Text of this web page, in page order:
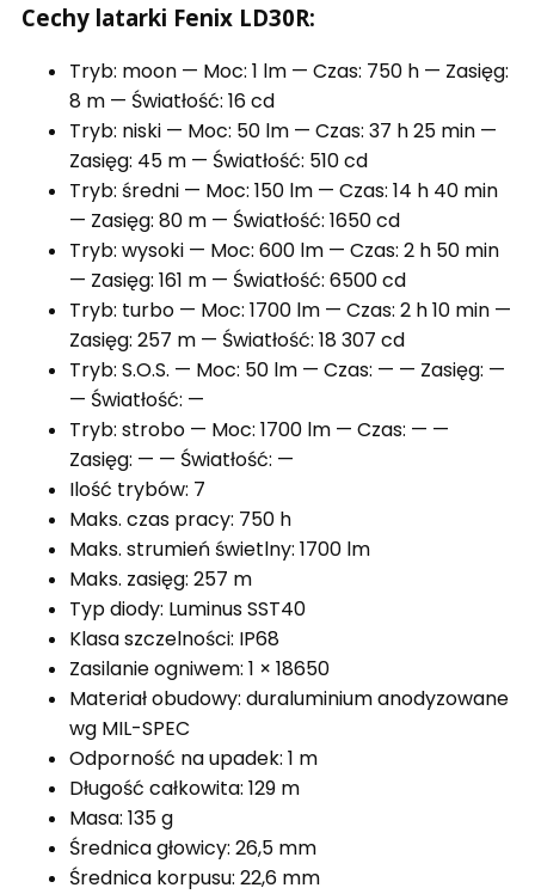
Cechy latarki Fenix LD30R:
Tryb: moon — Moc: 1 lm — Czas: 750 h — Zasięg:
8 m — Światłość: 16 cd
Tryb: niski — Moc: 50 lm — Czas: 37 h 25 min —
Zasięg: 45 m — Światłość: 510 cd
Tryb: średni — Moc: 150 lm — Czas: 14 h 40 min
— Zasięg: 80 m — Światłość: 1650 cd
Tryb: wysoki — Moc: 600 lm — Czas: 2 h 50 min
— Zasięg: 161 m — Światłość: 6500 cd
Tryb: turbo — Moc: 1700 lm — Czas: 2 h 10 min —
Zasięg: 257 m — Światłość: 18 307 cd
Tryb: S.O.S. — Moc: 50 lm — Czas: — — Zasięg: —
— Światłość: —
Tryb: strobo — Moc: 1700 lm — Czas: — —
Zasięg: — — Światłość: —
Ilość trybów: 7
Maks. czas pracy: 750 h
Maks. strumień świetlny: 1700 lm
Maks. zasięg: 257 m
Typ diody: Luminus SST40
Klasa szczelności: IP68
Zasilanie ogniwem: 1 × 18650
Materiał obudowy: duraluminium anodyzowane
wg MIL-SPEC
Odporność na upadek: 1 m
Długość całkowita: 129 m
Masa: 135 g
Średnica głowicy: 26,5 mm
Średnica korpusu: 22,6 mm